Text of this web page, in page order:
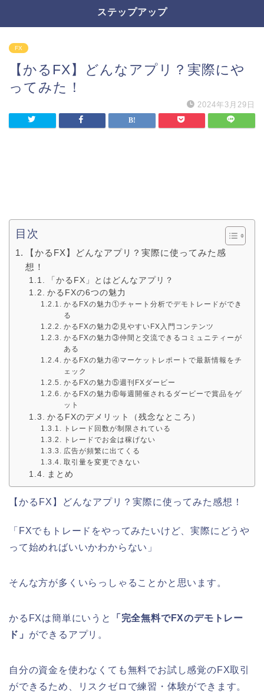
ステップアップ
FX
【かるFX】どんなアプリ？実際にや
ってみた！
2024年3月29日
目次
【かるFX】どんなアプリ？実際に使ってみた感
想！
「かるFX」とはどんなアプリ？
かるFXの6つの魅力
かるFXの魅力①チャート分析でデモトレードができ
る
かるFXの魅力②見やすいFX入門コンテンツ
かるFXの魅力③仲間と交流できるコミュニティーが
ある
かるFXの魅力④マーケットレポートで最新情報をチ
ェック
かるFXの魅力⑤週刊FXダービー
かるFXの魅力⑥毎週開催されるダービーで賞品をゲ
ット
かるFXのデメリット（残念なところ）
トレード回数が制限されている
トレードでお金は稼げない
広告が頻繁に出てくる
取引量を変更できない
まとめ
【かるFX】どんなアプリ？実際に使ってみた感想！
「FXでもトレードをやってみたいけど、実際にどうや
って始めればいいかわからない」
そんな方が多くいらっしゃることかと思います。
かるFXは簡単にいうと
「完全無料でFXのデモトレー
ド」 ができるアプリ。
自分の資金を使わなくても無料でお試し感覚のFX取引
ができるため、リスクゼロで練習・体験ができます。